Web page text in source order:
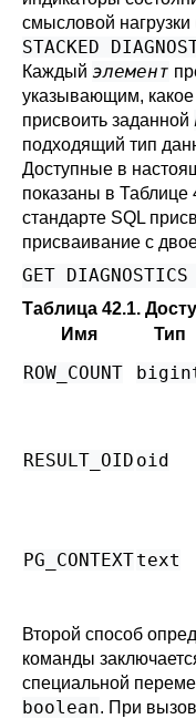
смысловой
STACKED
Каждый элемент
указывающим, какое
присвоить заданной
подходящий тип
Доступные в
показаны в Таблице
стандарте SQL
присваивание с
GET
Таблица 42.1.
Имя
Тип
ROW_COUNT
RESULT_OID oid
PG_CONTEXTtext
Второй способ
команды
специальной
boolean. При